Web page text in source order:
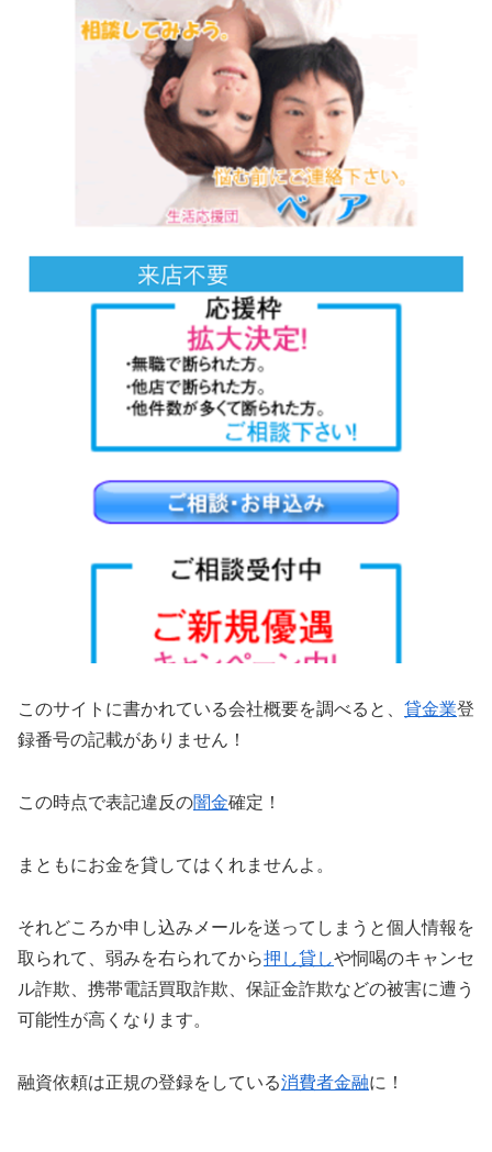
このサイトに書かれている会社概要を調べると、 貸金業登
録番号の記載がありません！
この時点で表記違反の闇金確定！
まともにお金を貸してはくれませんよ。
それどころか申し込みメールを送ってしまうと個人情報を
取られて、弱みを右られてから押し貸しや恫喝のキャンセ
ル詐欺、携帯電話買取詐欺、保証金詐欺などの被害に遭う
可能性が高くなります。
融資依頼は正規の登録をしている消費者金融に！